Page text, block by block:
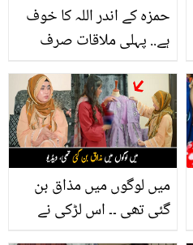
حمزہ کے اندر اللہ کا خوف
ہے.. پہلی ملاقات صرف
پھر! نیمل خاور کی پہلی بار
شادی شدہ زندگی سے
متعلق دلچسپ باتیں
میں لوگوں میں مذاق بن
گئی تھی ۔۔ اس لڑکی نے